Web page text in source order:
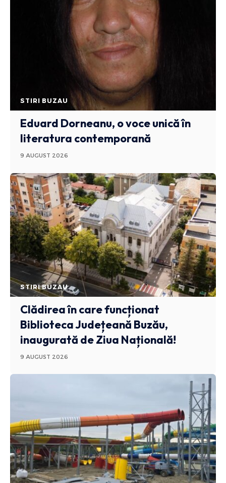
STIRI BUZAU
Eduard Dorneanu, o voce unică în
literatura contemporană
9 AUGUST 2026
STIRI BUZAU
Clădirea în care funcționat
Biblioteca Județeană Buzău,
inaugurată de Ziua Națională!
9 AUGUST 2026